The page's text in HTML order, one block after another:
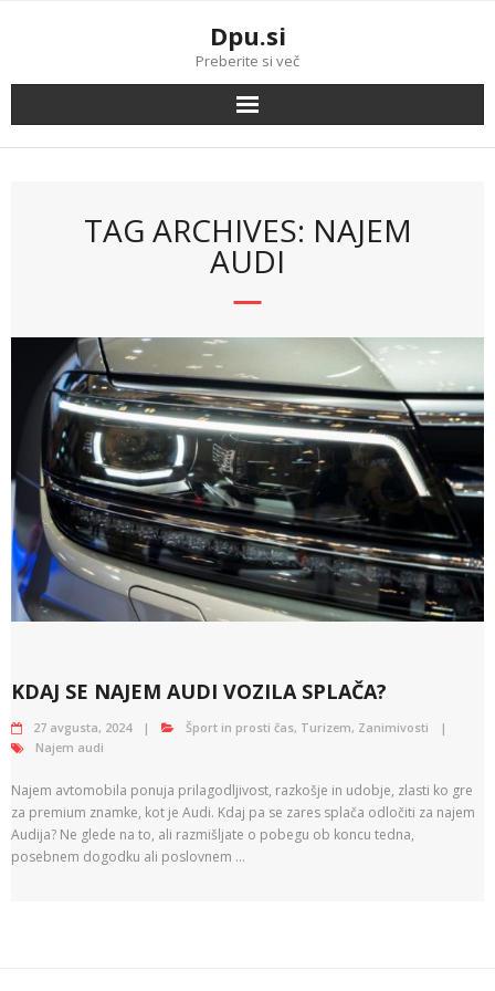
Dpu.si
Preberite si več
TAG ARCHIVES: NAJEM
AUDI
KDAJ SE NAJEM AUDI VOZILA SPLAČA?
27 avgusta, 2024 Šport in prosti čas, Turizem, Zanimivosti
Najem audi
Najem avtomobila ponuja prilagodljivost, razkošje in udobje, zlasti ko gre
za premium znamke, kot je Audi. Kdaj pa se zares splača odločiti za najem
Audija? Ne glede na to, ali razmišljate o pobegu ob koncu tedna,
posebnem dogodku ali poslovnem …